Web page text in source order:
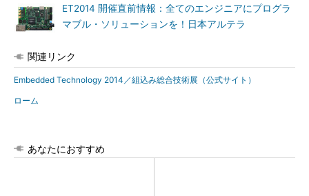
ET2014 開催直前情報：全てのエンジニアにプログラ
マブル・ソリューションを！日本アルテラ
関連リンク
Embedded Technology 2014／組込み総合技術展（公式サイト）
ローム
あなたにおすすめ